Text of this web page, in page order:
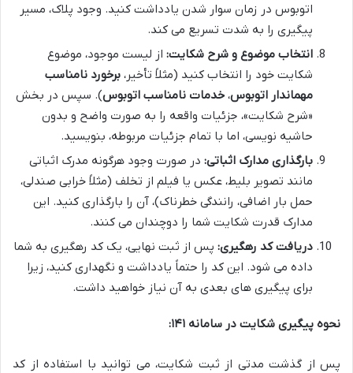
اتوبوس در زمان سوار شدن یادداشت کنید. وجود پلاک، مسیر
پیگیری را به شدت تسریع می کند.
انتخاب موضوع و شرح شکایت: از لیست موجود، موضوع
شکایت خود را انتخاب کنید (مثلاً تأخیر، برخورد نامناسب
مهماندار اتوبوس، خدمات نامناسب اتوبوس). سپس در بخش
«شرح شکایت»، جزئیات واقعه را به صورت واضح و بدون
حاشیه نویسی، اما با تمام جزئیات مربوطه، بنویسید.
بارگذاری مدارک اثباتی: در صورت وجود هرگونه مدرک اثباتی
مانند تصویر بلیط، عکس یا فیلم از تخلف (مثلاً خرابی صندلی،
حمل بار اضافی، رانندگی خطرناک)، آن را بارگذاری کنید. این
مدارک قدرت شکایت شما را دوچندان می کنند.
دریافت کد رهگیری: پس از ثبت نهایی، یک کد رهگیری به شما
داده می شود. این کد را حتماً یادداشت و نگهداری کنید، زیرا
برای پیگیری های بعدی به آن نیاز خواهید داشت.
نحوه پیگیری شکایت در سامانه ۱۴۱:
پس از گذشت مدتی از ثبت شکایت، می توانید با استفاده از کد